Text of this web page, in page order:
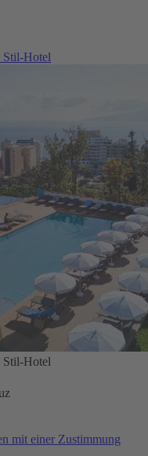
Hotel
Hotel
mit einer Zustimmung